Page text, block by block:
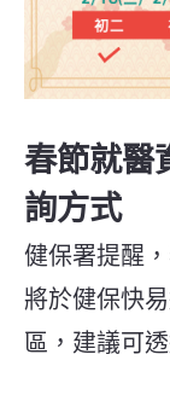
春節就醫
詢方式
健保署提醒
將於健保快
區，建議可